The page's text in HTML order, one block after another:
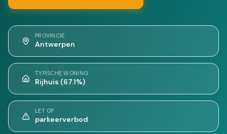
PROVINCIE
Antwerpen
TYPISCHE WONING
Rijhuis (67.1%)
LET OP
parkeerverbod